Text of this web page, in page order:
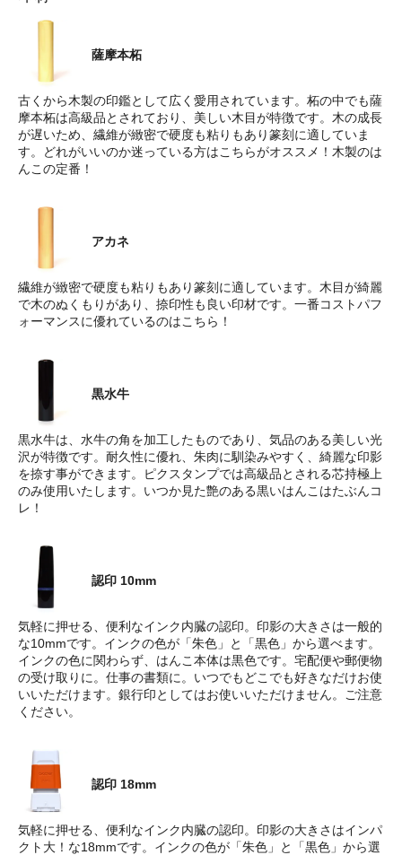
薩摩本柘
古くから木製の印鑑として広く愛用されています。柘の中でも薩
摩本柘は高級品とされており、美しい木目が特徴です。木の成長
が遅いため、繊維が緻密で硬度も粘りもあり篆刻に適していま
す。どれがいいのか迷っている方はこちらがオススメ！木製のは
んこの定番！
アカネ
繊維が緻密で硬度も粘りもあり篆刻に適しています。木目が綺麗
で木のぬくもりがあり、捺印性も良い印材です。一番コストパフ
ォーマンスに優れているのはこちら！
黒水牛
黒水牛は、水牛の角を加工したものであり、気品のある美しい光
沢が特徴です。耐久性に優れ、朱肉に馴染みやすく、綺麗な印影
を捺す事ができます。ピクスタンプでは高級品とされる芯持極上
のみ使用いたします。いつか見た艶のある黒いはんこはたぶんコ
レ！
認印 10mm
気軽に押せる、便利なインク内臓の認印。印影の大きさは一般的
な10mmです。インクの色が「朱色」と「黒色」から選べます。
インクの色に関わらず、はんこ本体は黒色です。宅配便や郵便物
の受け取りに。仕事の書類に。いつでもどこでも好きなだけお使
いいただけます。銀行印としてはお使いいただけません。ご注意
ください。
認印 18mm
気軽に押せる、便利なインク内臓の認印。印影の大きさはインパ
クト大！な18mmです。インクの色が「朱色」と「黒色」から選